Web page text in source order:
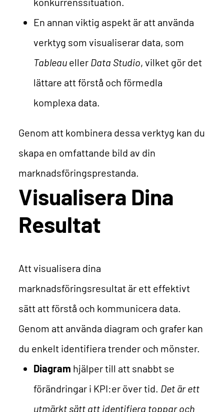
En annan viktig aspekt är att använda
verktyg som visualiserar data, som
Tableau eller Data Studio, vilket gör det
lättare att förstå och förmedla
komplexa data.
Genom att kombinera dessa verktyg kan du
skapa en omfattande bild av din
marknadsföringsprestanda.
Visualisera Dina
Resultat
Att visualisera dina
marknadsföringsresultat är ett effektivt
sätt att förstå och kommunicera data.
Genom att använda diagram och grafer kan
du enkelt identifiera trender och mönster.
Diagram hjälper till att snabbt se
förändringar i KPI:er över tid. Det är ett
utmärkt sätt att identifiera toppar och